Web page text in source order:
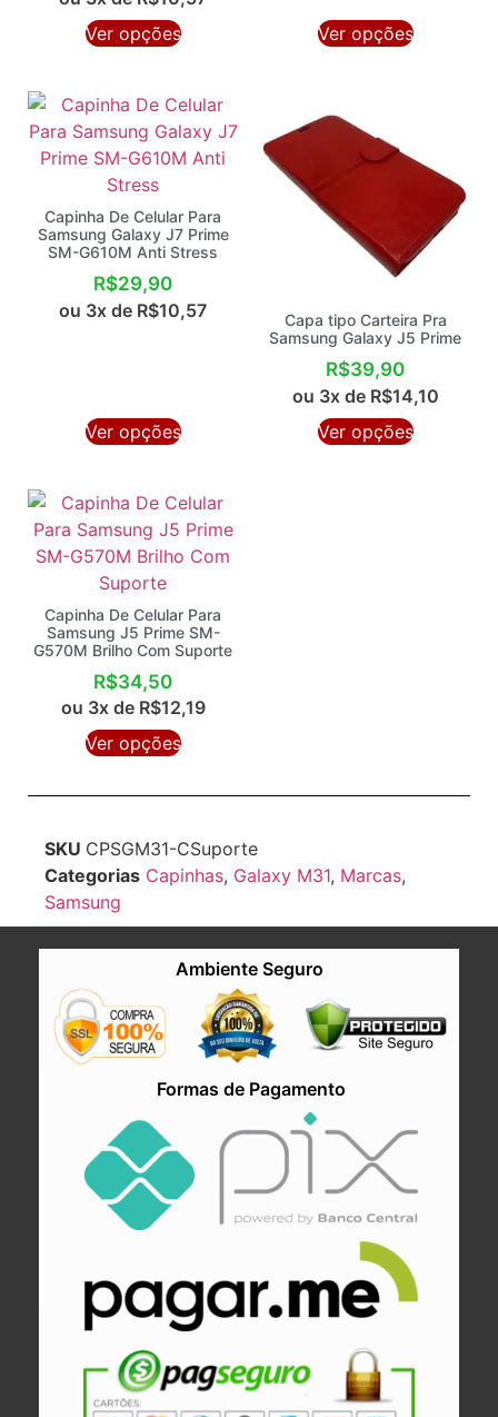
Ver opções
Ver opções
Capinha De Celular Para
Samsung Galaxy J7 Prime
SM-G610M Anti Stress
R$29,90
ou 3x de R$10,57
Ver opções
Capa tipo Carteira Pra
Samsung Galaxy J5 Prime
R$39,90
ou 3x de R$14,10
Ver opções
Capinha De Celular Para
Samsung J5 Prime SM-
G570M Brilho Com Suporte
R$34,50
ou 3x de R$12,19
Ver opções
SKU CPSGM31-CSuporte
Categorias Capinhas, Galaxy M31, Marcas,
Samsung
Ambiente Seguro
Formas de Pagamento